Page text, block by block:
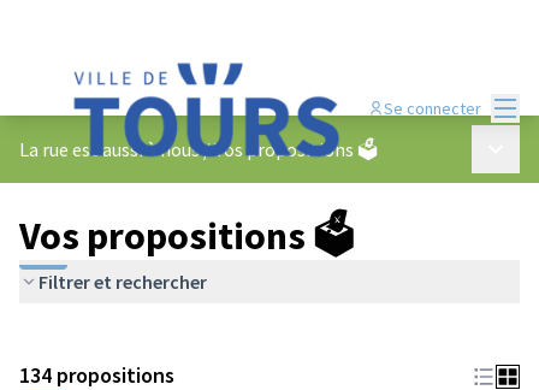
Se connecter
La rue est aussi à nous/Vos propositions 🗳️
Vos propositions 🗳️
Filtrer et rechercher
134 propositions